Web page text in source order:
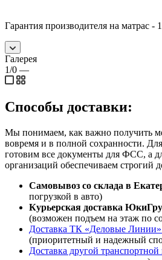
Гарантия производителя на матрас -
Галерея
1/0 —
Способы доставки:
Мы понимаем, как важно получить
вовремя и в полной сохранности.
готовим все документы для ФСС, а
организаций обеспечиваем строгий
Самовывоз со склада в
погрузкой в авто)
Курьерская доставка
(возможен подъем на этаж по
Доставка ТК «Деловые Линии»
(приоритетный и надежный
Доставка другой